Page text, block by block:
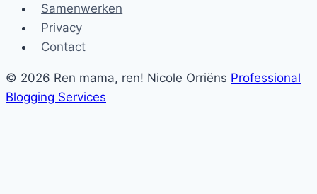
Samenwerken
Privacy
Contact
© 2026 Ren mama, ren! Nicole Orriëns Professional
Blogging Services